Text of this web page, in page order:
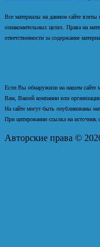
Все материалы на данном сайте
ознакомительных целях. Права на
ответственности за содержание
Если Вы обнаружили на нашем сайте
Вам, Вашей компании или
На сайте могут быть опубликованы
При цитировании ссылка на источник
Авторские права ©